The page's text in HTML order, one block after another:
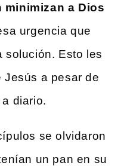
a Dios
urgencia que
solución. Esto les
a pesar de
diario.
se olvidaron
un pan en su